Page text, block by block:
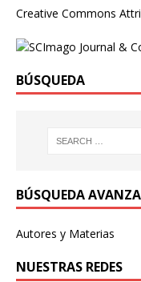
Creative Commons
BÚSQUEDA
BÚSQUEDA
Autores y Materias
NUESTRAS REDES